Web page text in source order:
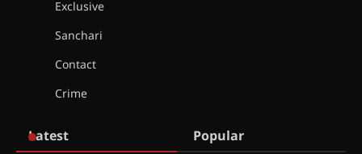
Exclusive
Sanchari
Contact
Crime
Latest Popular